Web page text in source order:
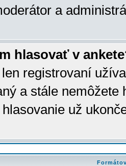
a
hlasovať v
registrovaní
a stále
už